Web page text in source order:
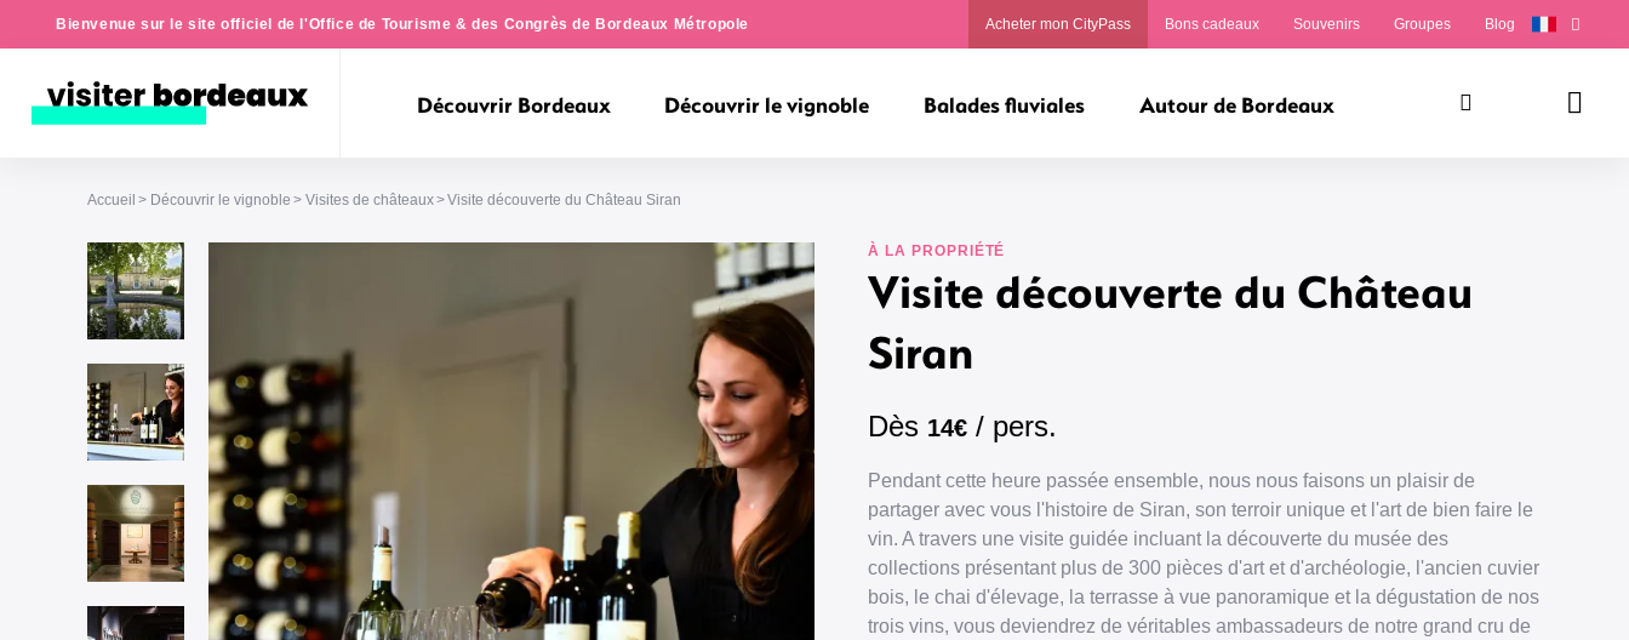
Bienvenue sur le site officiel de l'Office de Tourisme & des Congrès de Bordeaux Métropole Acheter mon CityPass Bons cadeaux Souvenirs Groupes Blog
RechercherPanier
Découvrir Bordeaux Découvrir le vignoble Balades fluviales Autour de Bordeaux
Accueil Découvrir le vignoble Visites de châteaux Visite découverte du Château Siran
À LA PROPRIÉTÉ
Visite découverte du Château
Siran
Dès 14€ / pers.
Pendant cette heure passée ensemble, nous nous faisons un plaisir de
partager avec vous l'histoire de Siran, son terroir unique et l'art de bien faire le
vin. A travers une visite guidée incluant la découverte du musée des
collections présentant plus de 300 pièces d'art et d'archéologie, l'ancien cuvier
bois, le chai d'élevage, la terrasse à vue panoramique et la dégustation de nos
trois vins, vous deviendrez de véritables ambassadeurs de notre grand cru de